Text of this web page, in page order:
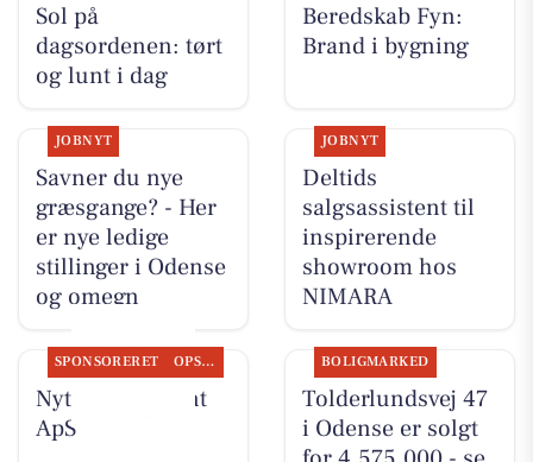
Sol på
dagsordenen: tørt
og lunt i dag
Beredskab Fyn:
Brand i bygning
JOBNYT
Savner du nye
græsgange? - Her
er nye ledige
stillinger i Odense
og omegn
JOBNYT
Deltids
salgsassistent til
inspirerende
showroom hos
NIMARA
SPONSORERET OPSLAGSTAVLEN
Nyt fra Fairpaint
ApS
BOLIGMARKED
Tolderlundsvej 47
i Odense er solgt